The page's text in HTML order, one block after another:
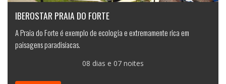
IBEROSTAR PRAIA DO FORTE
A Praia do Forte é exemplo de ecologia e extremamente rica em
paisagens paradisíacas.
08 dias e 07 noites